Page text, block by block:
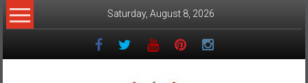
Skip
to
Saturday, August 8, 2026